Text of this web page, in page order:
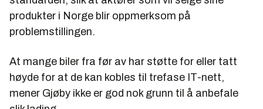
produkter i Norge blir oppmerksom på
problemstillingen.
At mange biler fra før av har støtte for eller tatt
høyde for at de kan kobles til trefase IT-nett,
mener Gjøby ikke er god nok grunn til å anbefale